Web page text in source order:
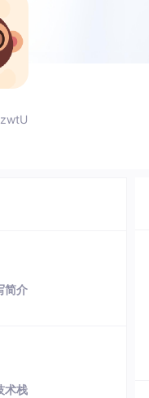
简介
术栈